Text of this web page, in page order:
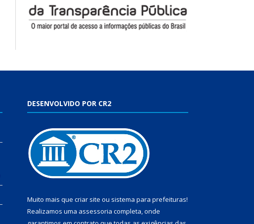
DESENVOLVIDO POR CR2
Muito mais que criar site ou sistema para prefeituras!
Realizamos uma assessoria completa, onde